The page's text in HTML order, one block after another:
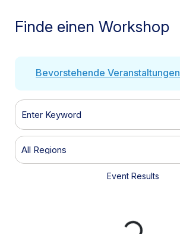
Finde einen Workshop
Bevorstehende Veranstaltungen
Event Results
Loading...